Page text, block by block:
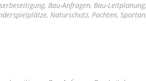
Bau-Anfragen, Bau-
Naturschutz, Pachten,